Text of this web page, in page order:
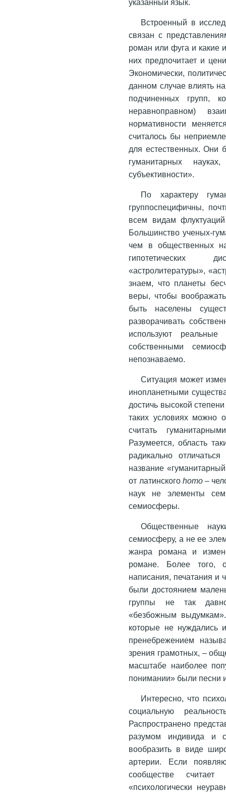
указанный язык.
Встроенный в
связан с
роман или фуга и какие
них предпочитает и
Экономически,
данном случае влиять
подчиненных групп,
неравноправном)
нормативности
считалось бы
для естественных. Они
гуманитарных
субъективности».
По характеру
группоспецифичны,
всем видам
Большинство ученых-
чем в общественных
гипотетических
«астролитературы»,
знаем, что планеты
веры, чтобы
быть населены
разворачивать
используют
собственными
непознаваемо.
Ситуация может
инопланетными
достичь высокой
таких условиях можно
считать
Разумеется, область
радикально
название
от латинского homo–
наук не элементы
семиосферы.
Общественные
семиосферу, а не ее
жанра романа и
романе. Более того,
написания, печатания и
были достоянием
группы не так давно
«безбожным выдумкам».
которые не нуждались
пренебрежением
зрения грамотных, –
масштабе наиболее
понимании» были песни
Интересно, что
социальную
Распространено
разумом индивида и
вообразить в виде
артерии. Если
сообществе считает
«психологически